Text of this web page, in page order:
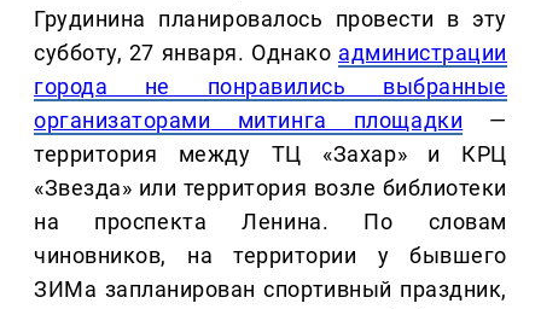
Грудинина планировалось провести в эту
субботу, 27 января. Однако администрации
города не понравились выбранные
организаторами митинга площадки —
территория между ТЦ «Захар» и КРЦ
«Звезда» или территория возле библиотеки
на проспекта Ленина. По словам
чиновников, на территории у бывшего
ЗИМа запланирован спортивный праздник,